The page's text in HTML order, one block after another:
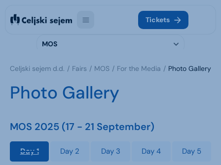
Tickets
MOS
Celjski sejem d.d. Fairs MOS For the Media Photo Gallery
Photo Gallery
MOS 2025 (17 - 21 September)
Day 1 Day 2 Day 3 Day 4 Day 5